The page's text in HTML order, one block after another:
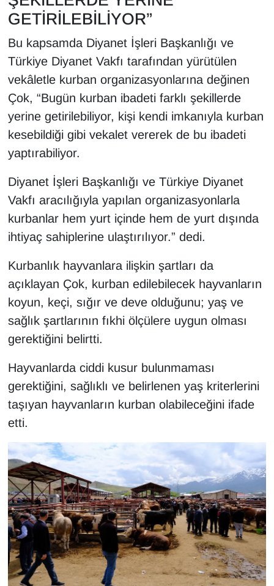
GETİRİLEBİLİYOR”
Bu kapsamda Diyanet İşleri Başkanlığı ve
Türkiye Diyanet Vakfı tarafından yürütülen
vekâletle kurban organizasyonlarına değinen
Çok, “Bugün kurban ibadeti farklı şekillerde
yerine getirilebiliyor, kişi kendi imkanıyla kurban
kesebildiği gibi vekalet vererek de bu ibadeti
yaptırabiliyor.
Diyanet İşleri Başkanlığı ve Türkiye Diyanet
Vakfı aracılığıyla yapılan organizasyonlarla
kurbanlar hem yurt içinde hem de yurt dışında
ihtiyaç sahiplerine ulaştırılıyor.” dedi.
Kurbanlık hayvanlara ilişkin şartları da
açıklayan Çok, kurban edilebilecek hayvanların
koyun, keçi, sığır ve deve olduğunu; yaş ve
sağlık şartlarının fıkhi ölçülere uygun olması
gerektiğini belirtti.
Hayvanlarda ciddi kusur bulunmaması
gerektiğini, sağlıklı ve belirlenen yaş kriterlerini
taşıyan hayvanların kurban olabileceğini ifade
etti.